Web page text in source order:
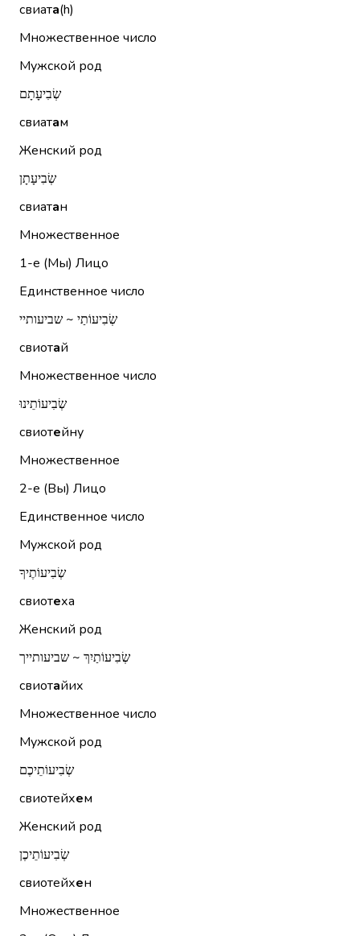
свиата(h)
Множественное число
Мужской род
שְׂבִיעָתָם
свиатам
Женский род
שְׂבִיעָתָן
свиатан
Множественное
1-е (Мы) Лицо
Единственное число
שְׂבִיעוֹתַי ~ שביעותיי
свиотай
Множественное число
שְׂבִיעוֹתֵינוּ
свиотейну
Множественное
2-е (Вы) Лицо
Единственное число
Мужской род
שְׂבִיעוֹתֶיךָ
свиотеха
Женский род
שְׂבִיעוֹתַיִךְ ~ שביעותייך
свиотайих
Множественное число
Мужской род
שְׂבִיעוֹתֵיכֶם
свиотейхем
Женский род
שְׂבִיעוֹתֵיכֶן
свиотейхен
Множественное